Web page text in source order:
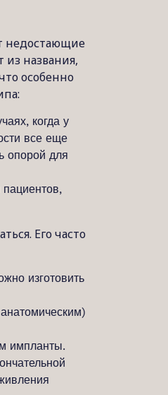
недостающие
из названия,
особенно
когда у
все еще
опорой для
Его часто
изготовить
импланты.